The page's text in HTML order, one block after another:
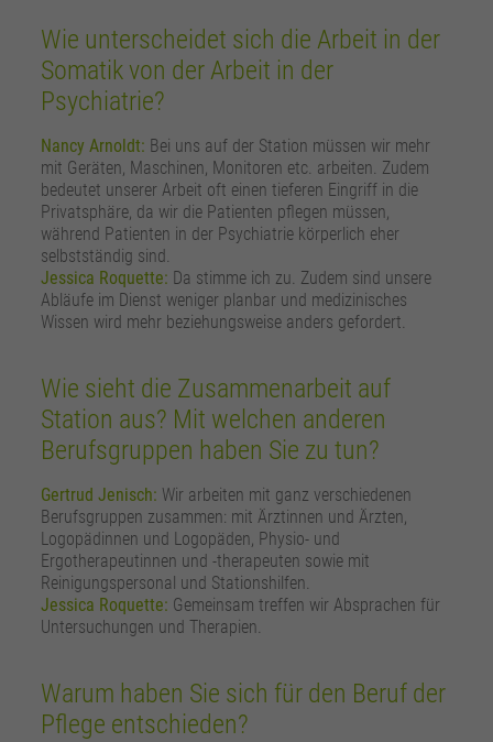
Wie unterscheidet sich die Arbeit in der
Somatik von der Arbeit in der
Psychiatrie?
Nancy Arnoldt: Bei uns auf der Station müssen wir mehr
mit Geräten, Maschinen, Monitoren etc. arbeiten. Zudem
bedeutet unserer Arbeit oft einen tieferen Eingriff in die
Privatsphäre, da wir die Patienten pflegen müssen,
während Patienten in der Psychiatrie körperlich eher
selbstständig sind.
Jessica Roquette: Da stimme ich zu. Zudem sind unsere
Abläufe im Dienst weniger planbar und medizinisches
Wissen wird mehr beziehungsweise anders gefordert.
Wie sieht die Zusammenarbeit auf
Station aus? Mit welchen anderen
Berufsgruppen haben Sie zu tun?
Gertrud Jenisch: Wir arbeiten mit ganz verschiedenen
Berufsgruppen zusammen: mit Ärztinnen und Ärzten,
Logopädinnen und Logopäden, Physio- und
Ergotherapeutinnen und -therapeuten sowie mit
Reinigungspersonal und Stationshilfen.
Jessica Roquette: Gemeinsam treffen wir Absprachen für
Untersuchungen und Therapien.
Warum haben Sie sich für den Beruf der
Pflege entschieden?